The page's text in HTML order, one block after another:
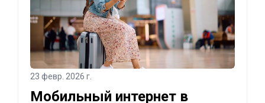
23 февр. 2026 г.
Мобильный интернет в